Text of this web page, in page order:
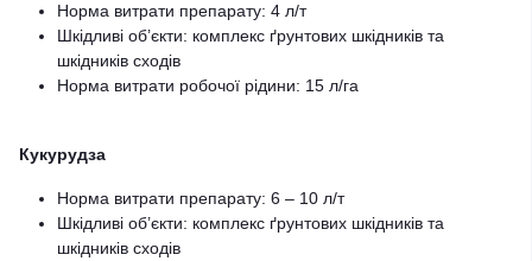
Норма витрати препарату: 4 л/т
Шкідливі об’єкти: комплекс ґрунтових шкідників та
шкідників сходів
Норма витрати робочої рідини: 15 л/га
Кукурудза
Норма витрати препарату: 6 – 10 л/т
Шкідливі об’єкти: комплекс ґрунтових шкідників та
шкідників сходів